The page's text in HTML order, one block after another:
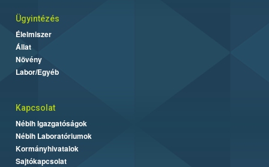
Ügyintézés
Élelmiszer
Állat
Növény
Labor/Egyéb
Kapcsolat
Nébih Igazgatóságok
Nébih Laboratóriumok
Kormányhivatalok
Sajtókapcsolat